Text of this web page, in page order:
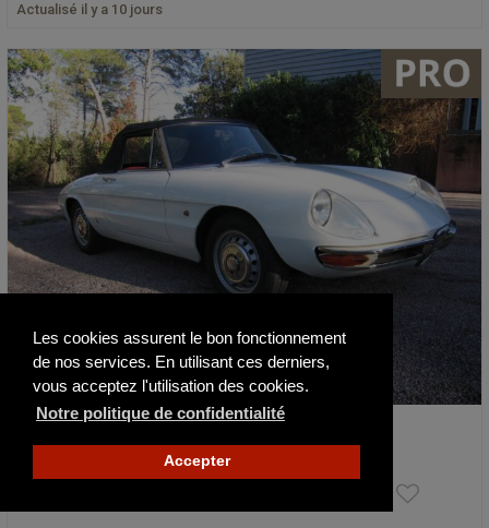
Les cookies assurent le bon fonctionnement
de nos services. En utilisant ces derniers,
vous acceptez l'utilisation des cookies.
Notre politique de confidentialité
Accepter
Actualisé il y a 10 jours
Alfa Roméo Spider Duetto 1750 Veloce
1969 1000 km